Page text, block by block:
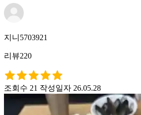
지니5703921
리뷰220
조회수 21 작성일자 26.05.28